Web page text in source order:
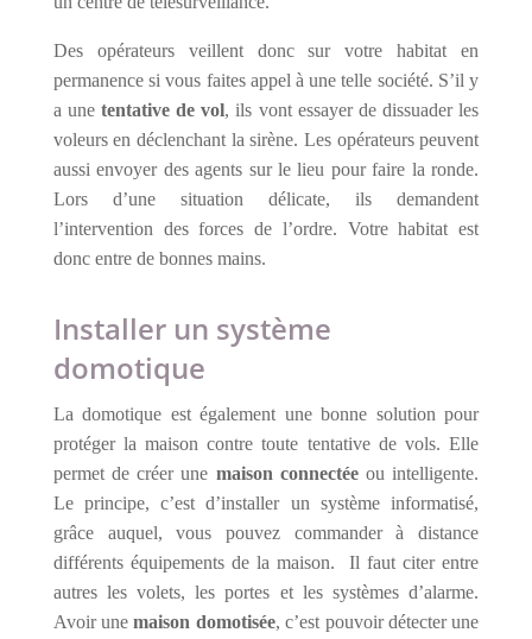
Des opérateurs veillent donc sur votre habitat en
permanence si vous faites appel à une telle société. S’il y
a unetentative de vol, ils vont essayer de dissuader les
voleurs en déclenchant la sirène. Les opérateurs peuvent
aussi envoyer des agents sur le lieu pour faire la ronde.
Lors d’une situation délicate, ils demandent
l’intervention des forces de l’ordre. Votre habitat est
donc entre de bonnes mains.
Installer un système
domotique
La domotique est également une bonne solution pour
protéger la maison contre toute tentative de vols. Elle
permet de créer une maison connectéeou intelligente.
Le principe, c’est d’installer un système informatisé,
grâce auquel, vous pouvez commander à distance
différents équipements de la maison. Il faut citer entre
autres les volets, les portes et les systèmes d’alarme.
Avoir unemaison domotisée, c’est pouvoir détecter une